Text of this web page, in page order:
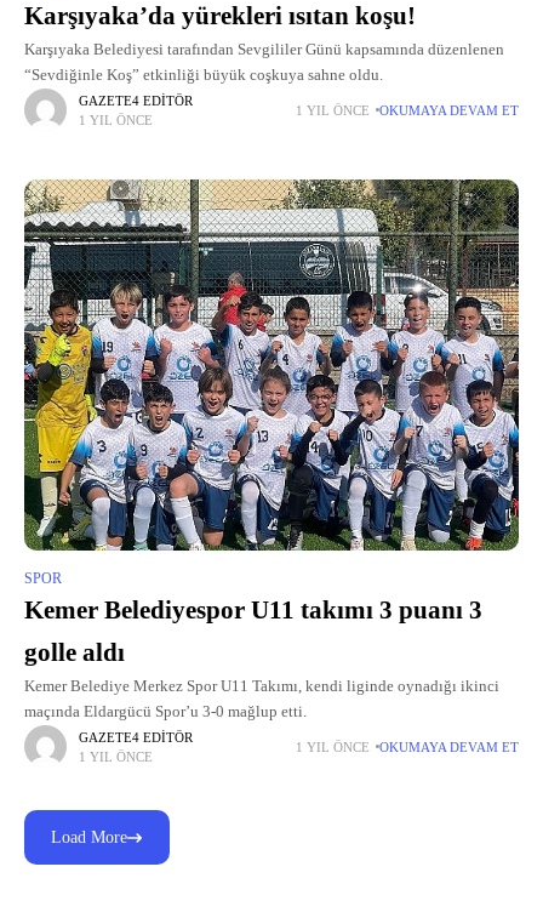
Karşıyaka’da yürekleri ısıtan koşu!
Karşıyaka Belediyesi tarafından Sevgililer Günü kapsamında düzenlenen
“Sevdiğinle Koş” etkinliği büyük coşkuya sahne oldu.
GAZETE4 EDITÖR
1 YIL ÖNCE
1 YIL ÖNCE OKUMAYA DEVAM ET
SPOR
Kemer Belediyespor U11 takımı 3 puanı 3
golle aldı
Kemer Belediye Merkez Spor U11 Takımı, kendi liginde oynadığı ikinci
maçında Eldargücü Spor’u 3-0 mağlup etti.
GAZETE4 EDITÖR
1 YIL ÖNCE
1 YIL ÖNCE OKUMAYA DEVAM ET
Load More